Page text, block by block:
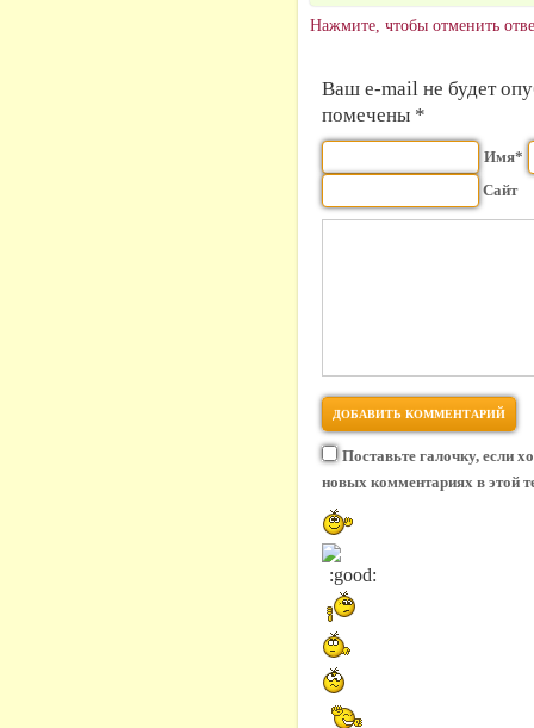
Нажмите, чтобы отменить
Ваш e-mail не будет
помечены *
Имя*
Сайт
Поставьте галочку, если
новых комментариях в этой